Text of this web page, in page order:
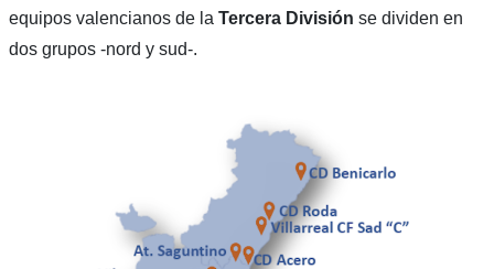
equipos valencianos de la Tercera División se dividen en
dos grupos -nord y sud-.